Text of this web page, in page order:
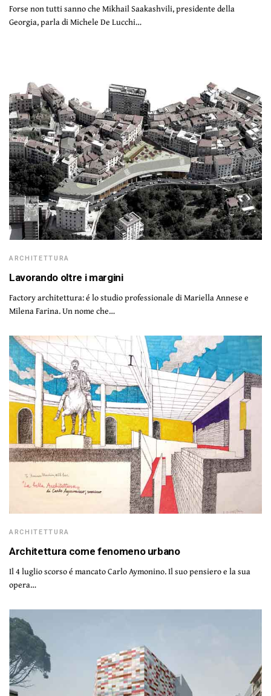
Forse non tutti sanno che Mikhail Saakashvili, presidente della
Georgia, parla di Michele De Lucchi…
ARCHITETTURA
Lavorando oltre i margini
Factory architettura: é lo studio professionale di Mariella Annese e
Milena Farina. Un nome che…
ARCHITETTURA
Architettura come fenomeno urbano
Il 4 luglio scorso é mancato Carlo Aymonino. Il suo pensiero e la sua
opera…